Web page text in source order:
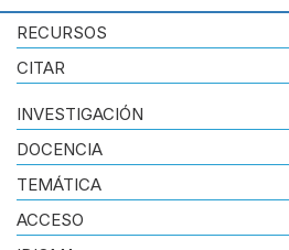
RECURSOS
CITAR
INVESTIGACIÓN
DOCENCIA
TEMÁTICA
ACCESO